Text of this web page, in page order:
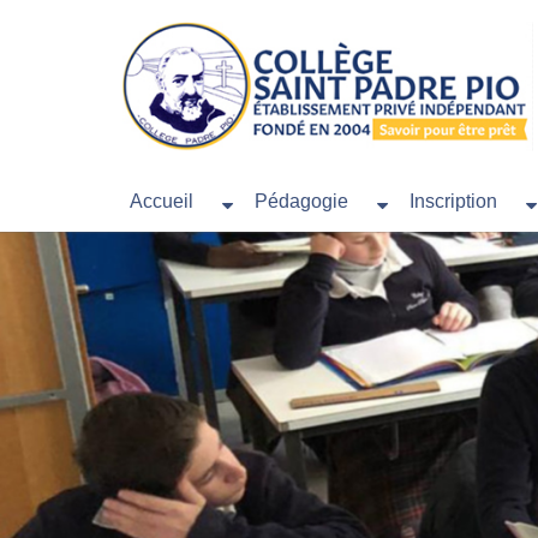
Accueil Pédagogie Inscription